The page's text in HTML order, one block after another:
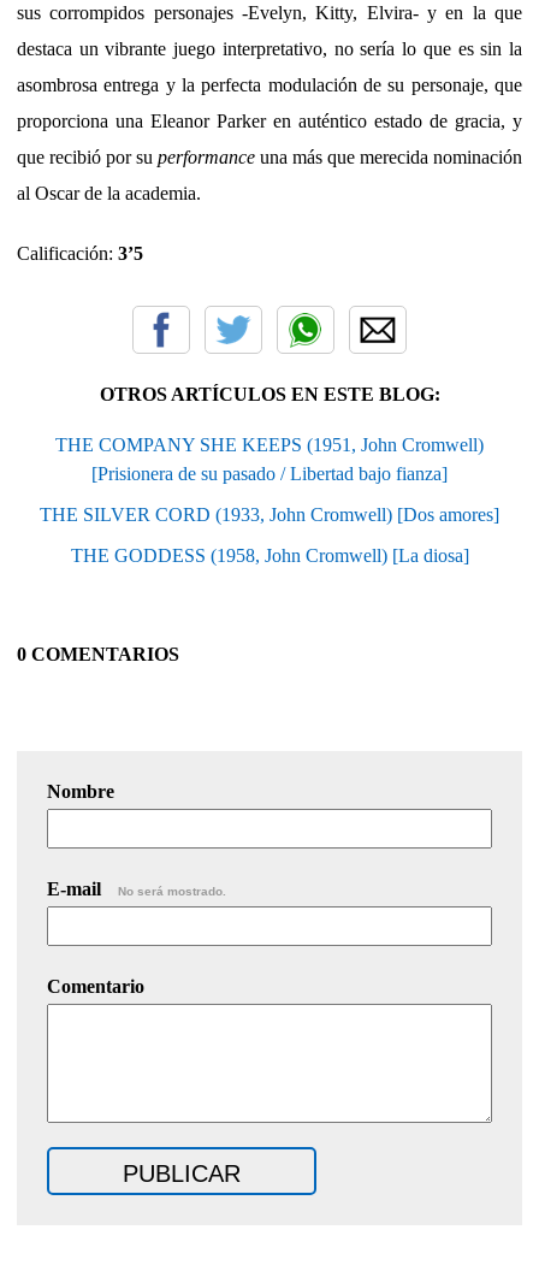
sus corrompidos personajes -Evelyn, Kitty, Elvira- y en la que
destaca un vibrante juego interpretativo, no sería lo que es sin la
asombrosa entrega y la perfecta modulación de su personaje, que
proporciona una Eleanor Parker en auténtico estado de gracia, y
que recibió por su performance una más que merecida nominación
al Oscar de la academia.
Calificación: 3’5
OTROS ARTÍCULOS EN ESTE BLOG:
THE COMPANY SHE KEEPS (1951, John Cromwell)
[Prisionera de su pasado / Libertad bajo fianza]
THE SILVER CORD (1933, John Cromwell) [Dos amores]
THE GODDESS (1958, John Cromwell) [La diosa]
0 COMENTARIOS
Nombre
E-mail No será mostrado.
Comentario